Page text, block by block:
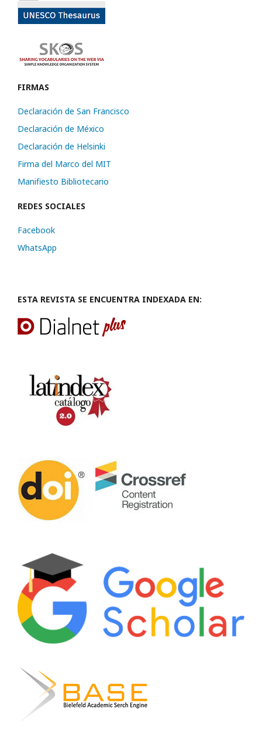
FIRMAS
Declaración de San Francisco
Declaración de México
Declaración de Helsinki
Firma del Marco del MIT
Manifiesto Bibliotecario
REDES SOCIALES
Facebook
WhatsApp
ESTA REVISTA SE ENCUENTRA INDEXADA EN: